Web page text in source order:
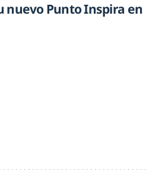
nuevo Punto Inspira en